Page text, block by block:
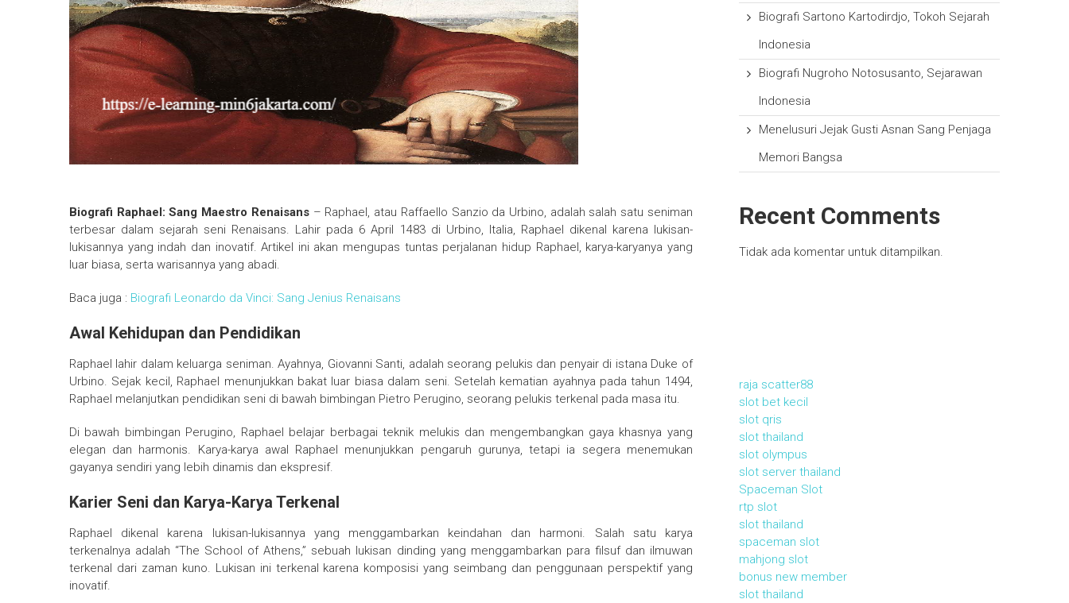
Biografi Raphael: Sang Maestro Renaisans– Raphael, atau Raffaello Sanzio da Urbino, adalah salah satu seniman
terbesar dalam sejarah seni Renaisans. Lahir pada 6 April 1483 di Urbino, Italia, Raphael dikenal karena lukisan-
lukisannya yang indah dan inovatif. Artikel ini akan mengupas tuntas perjalanan hidup Raphael, karya-karyanya yang
luar biasa, serta warisannya yang abadi.
Baca juga : Biografi Leonardo da Vinci: Sang Jenius Renaisans
Awal Kehidupan dan Pendidikan
Raphael lahir dalam keluarga seniman. Ayahnya, Giovanni Santi, adalah seorang pelukis dan penyair di istana Duke of
Urbino. Sejak kecil, Raphael menunjukkan bakat luar biasa dalam seni. Setelah kematian ayahnya pada tahun 1494,
Raphael melanjutkan pendidikan seni di bawah bimbingan Pietro Perugino, seorang pelukis terkenal pada masa itu.
Di bawah bimbingan Perugino, Raphael belajar berbagai teknik melukis dan mengembangkan gaya khasnya yang
elegan dan harmonis. Karya-karya awal Raphael menunjukkan pengaruh gurunya, tetapi ia segera menemukan
gayanya sendiri yang lebih dinamis dan ekspresif.
Karier Seni dan Karya-Karya Terkenal
Raphael dikenal karena lukisan-lukisannya yang menggambarkan keindahan dan harmoni. Salah satu karya
terkenalnya adalah “The School of Athens,” sebuah lukisan dinding yang menggambarkan para filsuf dan ilmuwan
terkenal dari zaman kuno. Lukisan ini terkenal karena komposisi yang seimbang dan penggunaan perspektif yang
inovatif.
Biografi Sartono Kartodirdjo, Tokoh Sejarah
Indonesia
Biografi Nugroho Notosusanto, Sejarawan
Indonesia
Menelusuri Jejak Gusti Asnan Sang Penjaga
Memori Bangsa
Recent Comments
Tidak ada komentar untuk ditampilkan.
raja scatter88
slot bet kecil
slot qris
slot thailand
slot olympus
slot server thailand
Spaceman Slot
rtp slot
slot thailand
spaceman slot
mahjong slot
bonus new member
slot thailand